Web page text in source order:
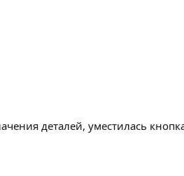
деталей, уместилась